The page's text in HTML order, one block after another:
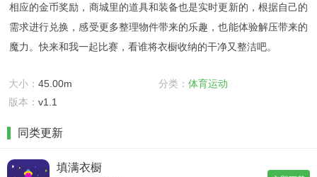
相应的金币奖励，商城里的道具和装备也是实时更新的，根据自己的
需求进行兑换，感受更多整理物件带来的乐趣，也能体验解压带来的
魔力。快来和我一起比赛，看谁将衣橱收纳的干净又整洁吧。
大小： 45.00m 分类： 体育运动
版本： v1.1
同类更新
填满衣橱